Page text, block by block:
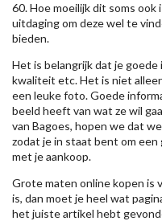
60. Hoe moeilijk dit soms
uitdaging om deze wel te
bieden.
Het is belangrijk dat je
kwaliteit etc. Het is niet
een leuke foto. Goede
beeld heeft van wat ze wil
van Bagoes, hopen we dat
zodat je in staat bent om
met je aankoop.
Grote maten online kopen is
is, dan moet je heel wat
het juiste artikel hebt